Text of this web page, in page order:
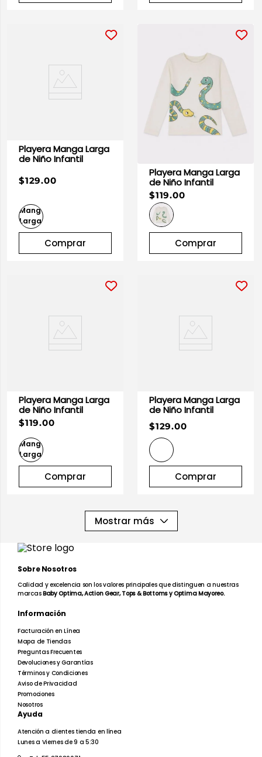
Playera Manga Larga
de Niño Infantil
$129.00
Comprar
Playera Manga Larga
de Niño Infantil
$119.00
Comprar
Playera Manga Larga
de Niño Infantil
$119.00
Comprar
Playera Manga Larga
de Niño Infantil
$129.00
Comprar
Mostrar más
Sobre Nosotros
Calidad y excelencia son los valores principales que distinguen a nuestras
marcasBaby Optima, Action Gear, Tops & Bottoms y Optima Mayoreo.
Información
Facturación en Línea
Mapa de Tiendas
Preguntas Frecuentes
Devoluciones y Garantías
Términos y Condiciones
Aviso de Privacidad
Promociones
Nosotros
Ayuda
Atención a clientes tienda en línea
Lunes a Viernes de 9 a 5:30